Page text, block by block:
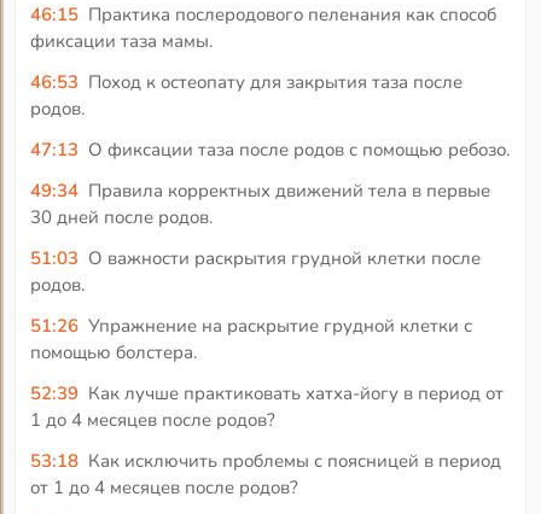
46:15 Практика послеродового пеленания как способ
фиксации таза мамы.
46:53 Поход к остеопату для закрытия таза после
родов.
47:13 О фиксации таза после родов с помощью ребозо.
49:34 Правила корректных движений тела в первые
30 дней после родов.
51:03 О важности раскрытия грудной клетки после
родов.
51:26 Упражнение на раскрытие грудной клетки с
помощью болстера.
52:39 Как лучше практиковать хатха-йогу в период от
1 до 4 месяцев после родов?
53:18 Как исключить проблемы с поясницей в период
от 1 до 4 месяцев после родов?